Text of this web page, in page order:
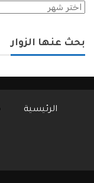
الأرشيف
بحث عنها الزوار
الرئيسية